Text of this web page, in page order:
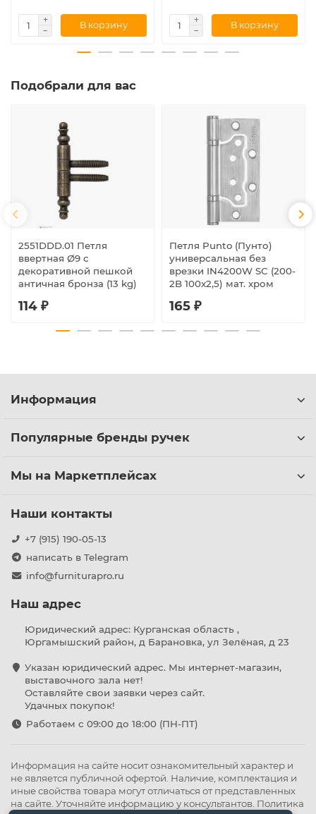
В корзину В корзину
Подобрали для вас
2551DDD.01 Петля
ввертная Ø9 с
декоративной пешкой
античная бронза (13 kg)
114 ₽
Петля Punto (Пунто)
универсальная без
врезки IN4200W SC (200-
2B 100x2,5) мат. хром
165 ₽
Информация
Популярные бренды ручек
Мы на Маркетплейсах
Наши контакты
+7 (915) 190-05-13
написать в Telegram
info@furniturapro.ru
Наш адрес
Юридический адрес: Курганская область ,
Юргамышский район, д Барановка, ул Зелёная, д 23
Указан юридический адрес. Мы интернет-магазин,
выставочного зала нет!
Оставляйте свои заявки через сайт.
Удачных покупок!
Работаем с 09:00 до 18:00 (ПН-ПТ)
Информация на сайте носит ознакомительный характер и
не является публичной офертой. Наличие, комплектация и
иные свойства товара могут отличаться от представленных
на сайте. Уточняйте информацию у консультантов. Политика